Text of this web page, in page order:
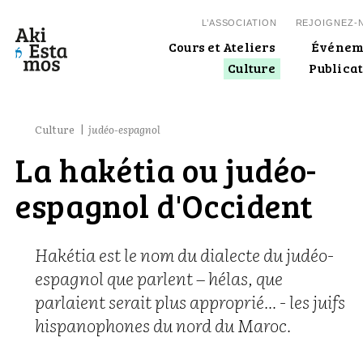
L’ASSOCIATION REJOIGNEZ-
Cours et Ateliers
Culture
Culture judéo-espagnol
La hakétia ou judéo-
espagnol d'Occident
Hakétia est le nom du dialecte du judéo-
espagnol que parlent – hélas, que
parlaient serait plus approprié… - les juifs
hispanophones du nord du Maroc.